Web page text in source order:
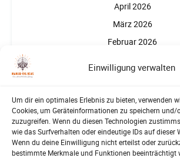
Einwilligung verwalten
Um dir ein optimales Erlebnis zu bieten, verwenden
Cookies, um Geräteinformationen zu speichern und/
zuzugreifen. Wenn du diesen Technologien
wie das Surfverhalten oder eindeutige IDs auf dieser
Wenn du deine Einwilligung nicht erteilst oder
bestimmte Merkmale und Funktionen beeinträchtigt
April 2026
März 2026
Februar 2026
Partner, Förderer, Unterstützer